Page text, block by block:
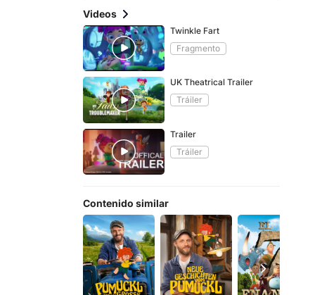
Videos
Twinkle Fart
Fragmento
UK Theatrical Trailer
Tráiler
Trailer
Tráiler
Contenido similar